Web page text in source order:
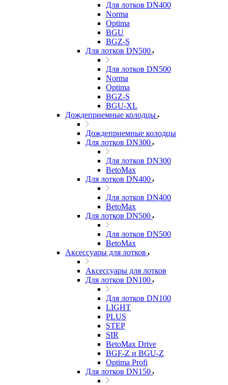
Для лотков DN400
Norma
Optima
BGU
BGZ-S
Для лотков DN500
Для лотков DN500
Norma
Optima
BGZ-S
BGU-XL
Дождеприемные колодцы
Дождеприемные колодцы
Для лотков DN300
Для лотков DN300
BetoMax
Для лотков DN400
Для лотков DN400
BetoMax
Для лотков DN500
Для лотков DN500
BetoMax
Аксессуары для лотков
Аксессуары для лотков
Для лотков DN100
Для лотков DN100
LIGHT
PLUS
STEP
SIR
BetoMax Drive
BGF-Z и BGU-Z
Optima Profi
Для лотков DN150